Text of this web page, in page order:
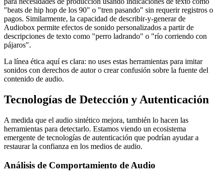
"beats de hip hop de los 90" o "tren pasando" sin requerir registros o
pagos. Similarmente, la capacidad de describir-y-generar de
Audiobox permite efectos de sonido personalizados a partir de
descripciones de texto como "perro ladrando" o "río corriendo con
pájaros".
La línea ética aquí es clara: no uses estas herramientas para imitar
sonidos con derechos de autor o crear confusión sobre la fuente del
contenido de audio.
Tecnologías de Detección y Autenticación
A medida que el audio sintético mejora, también lo hacen las
herramientas para detectarlo. Estamos viendo un ecosistema
emergente de tecnologías de autenticación que podrían ayudar a
restaurar la confianza en los medios de audio.
Análisis de Comportamiento de Audio